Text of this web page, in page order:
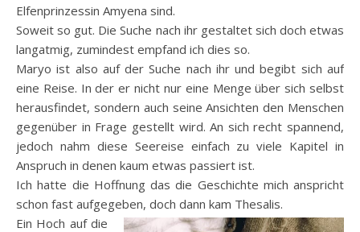
Elfenprinzessin Amyena sind.
Soweit so gut. Die Suche nach ihr gestaltet sich doch etwas
langatmig, zumindest empfand ich dies so.
Maryo ist also auf der Suche nach ihr und begibt sich auf
eine Reise. In der er nicht nur eine Menge über sich selbst
herausfindet, sondern auch seine Ansichten den Menschen
gegenüber in Frage gestellt wird. An sich recht spannend,
jedoch nahm diese Seereise einfach zu viele Kapitel in
Anspruch in denen kaum etwas passiert ist.
Ich hatte die Hoffnung das die Geschichte mich anspricht
schon fast aufgegeben, doch dann kam Thesalis.
Ein Hoch auf die